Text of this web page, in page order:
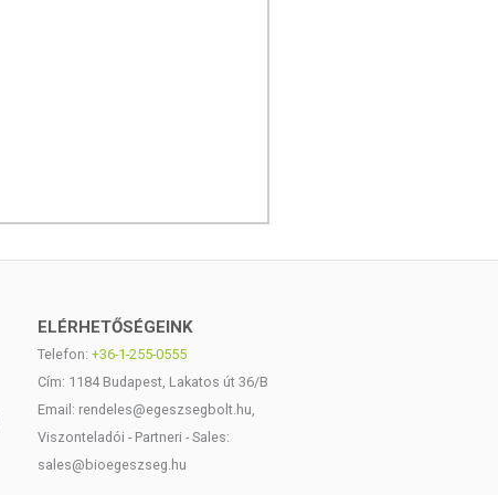
ELÉRHETŐSÉGEINK
Telefon: +36-1-255-0555
Cím: 1184 Budapest, Lakatos út 36/B
Email: rendeles@egeszsegbolt.hu,
Viszonteladói - Partneri - Sales:
sales@bioegeszseg.hu